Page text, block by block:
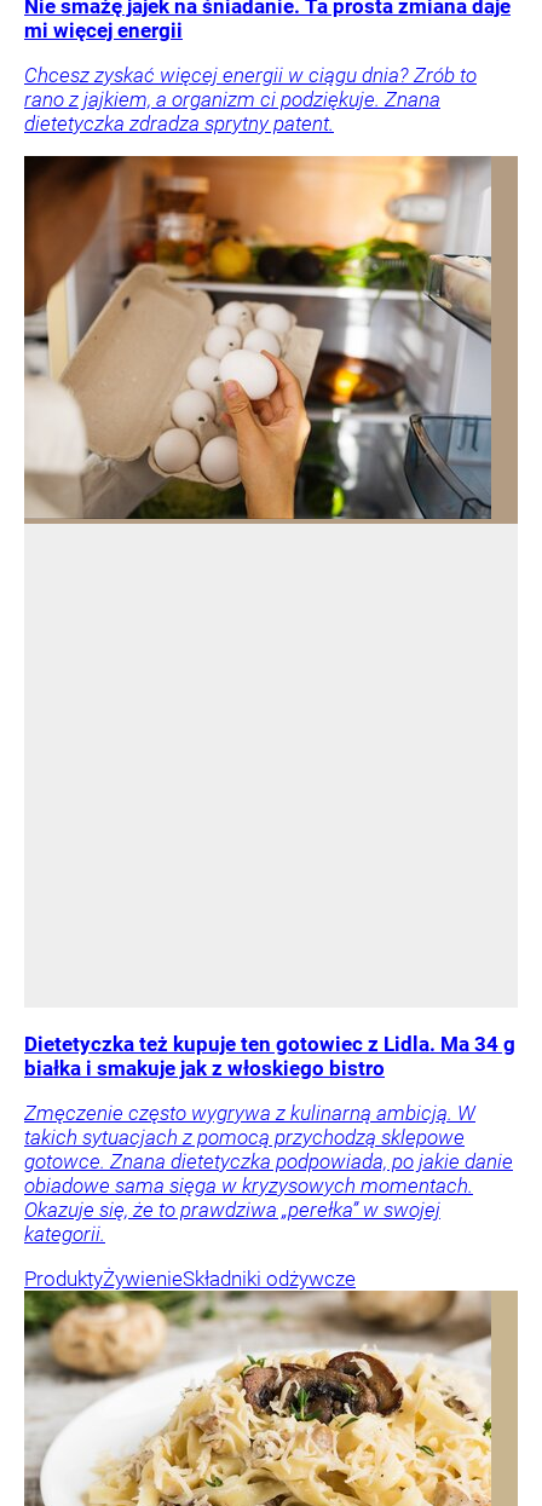
Nie smażę jajek na śniadanie. Ta prosta zmiana daje
mi więcej energii
Chcesz zyskać więcej energii w ciągu dnia? Zrób to
rano z jajkiem, a organizm ci podziękuje. Znana
dietetyczka zdradza sprytny patent.
Dietetyczka też kupuje ten gotowiec z Lidla. Ma 34 g
białka i smakuje jak z włoskiego bistro
Zmęczenie często wygrywa z kulinarną ambicją. W
takich sytuacjach z pomocą przychodzą sklepowe
gotowce. Znana dietetyczka podpowiada, po jakie danie
obiadowe sama sięga w kryzysowych momentach.
Okazuje się, że to prawdziwa „perełka” w swojej
kategorii.
ProduktyŻywienieSkładniki odżywcze